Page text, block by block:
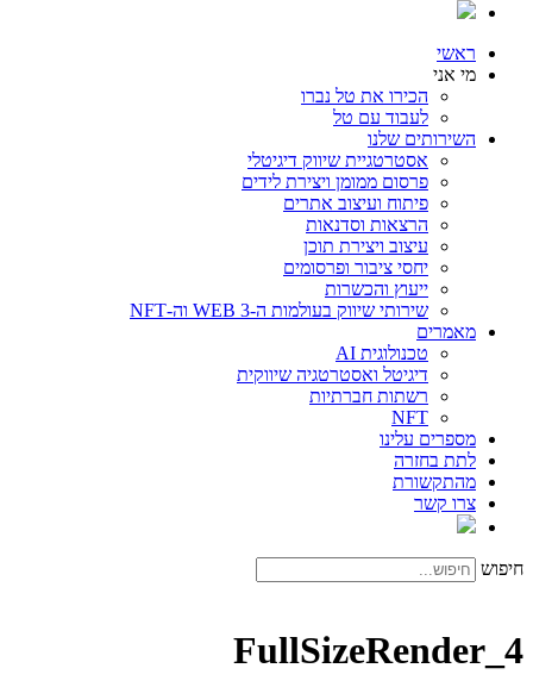
ראשי
מי אני
הכירו את טל נברו
לעבוד עם טל
השירותים שלנו
אסטרטגיית שיווק דיגיטלי
פרסום ממומן ויצירת לידים
פיתוח ועיצוב אתרים
הרצאות וסדנאות
עיצוב ויצירת תוכן
יחסי ציבור ופרסומים
ייעוץ והכשרות
שירותי שיווק בעולמות ה-WEB 3 וה-NFT
מאמרים
טכנולוגית AI
דיגיטל ואסטרטגיה שיווקית
רשתות חברתיות
NFT
מספרים עלינו
לתת בחזרה
מהתקשורת
צרו קשר
חיפוש
FullSizeRender_4